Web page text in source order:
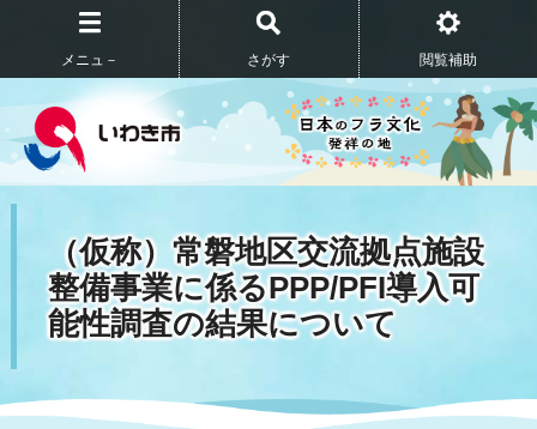
メニュ－ さがす 閲覧補助
（仮称）常磐地区交流拠点施設
整備事業に係るPPP/PFI導入可
能性調査の結果について